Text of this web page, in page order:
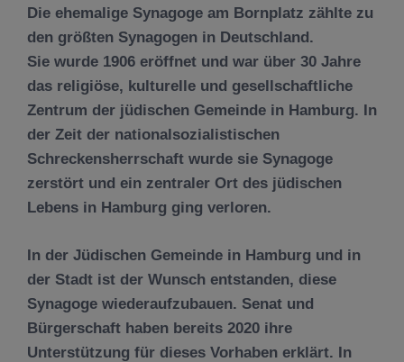
Die ehemalige Synagoge am Bornplatz zählte zu
den größten Synagogen in Deutschland.
Sie wurde 1906 eröffnet und war über 30 Jahre
das religiöse, kulturelle und gesellschaftliche
Zentrum der jüdischen Gemeinde in Hamburg. In
der Zeit der nationalsozialistischen
Schreckensherrschaft wurde sie Synagoge
zerstört und ein zentraler Ort des jüdischen
Lebens in Hamburg ging verloren.
In der Jüdischen Gemeinde in Hamburg und in
der Stadt ist der Wunsch entstanden, diese
Synagoge wiederaufzubauen. Senat und
Bürgerschaft haben bereits 2020 ihre
Unterstützung für dieses Vorhaben erklärt. In